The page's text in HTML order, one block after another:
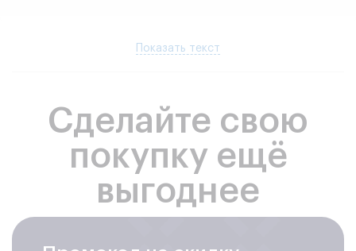
Материал корпуса: титан / стекло (Gorilla Glass Victus 2)
Защита от воды и пыли: IP68
Gray, Titanium Whitesilver и другие
Показать текст
Сделайте свою
покупку ещё
выгоднее